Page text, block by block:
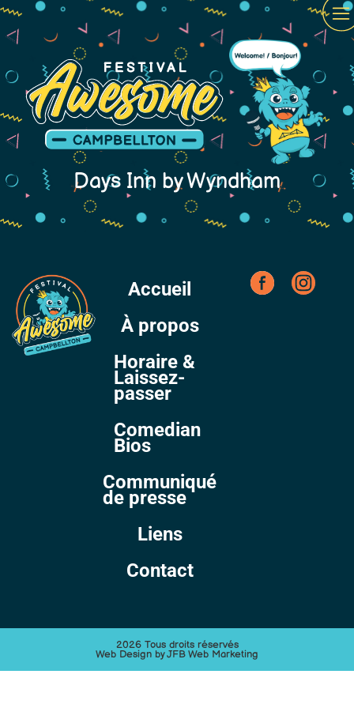
Days Inn by Wyndham
Accueil
À propos
Horaire &
Laissez-
passer
Comedian
Bios
Communiqué
de presse
Liens
Contact
2026 Tous droits réservés
Web Design by JFB Web Marketing